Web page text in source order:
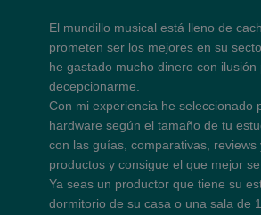
El mundillo musical está lleno de
prometen ser los mejores en su
he gastado mucho dinero con ilusión
decepcionarme.
Con mi experiencia he seleccionado
hardware según el tamaño de tu
con las guías, comparativas, reviews
productos y consigue el que mejor se
Ya seas un productor que tiene su
dormitorio de su casa o una sala de